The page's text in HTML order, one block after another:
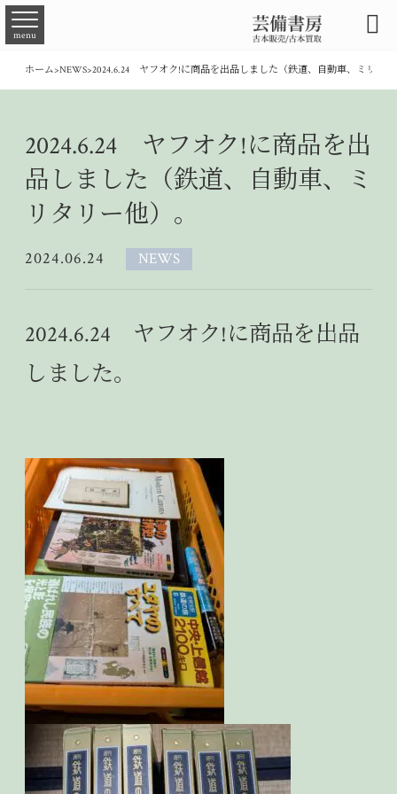
menu 
ホーム>NEWS>2024.6.24 ヤフオク!に商品を出品しました（鉄道、自動車、ミリタ
2024.6.24 ヤフオク!に商品を出
品しました（鉄道、自動車、ミ
リタリー他）。
2024.06.24 NEWS
2024.6.24 ヤフオク!に商品を出品
しました。